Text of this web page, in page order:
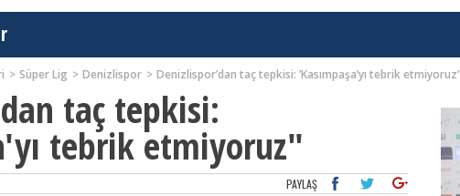
Süper Lig Denizlispor Denizlispor’dan taç tepkisi: ’Kasımpaşa’yı tebrik etmiyoruz’
taç tepkisi:
tebrik etmiyoruz"
PAYLAŞ